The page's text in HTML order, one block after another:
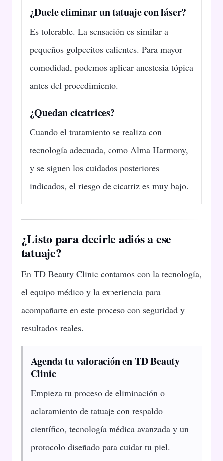
¿Duele eliminar un tatuaje con láser?
Es tolerable. La sensación es similar a
pequeños golpecitos calientes. Para mayor
comodidad, podemos aplicar anestesia tópica
antes del procedimiento.
¿Quedan cicatrices?
Cuando el tratamiento se realiza con
tecnología adecuada, como Alma Harmony,
y se siguen los cuidados posteriores
indicados, el riesgo de cicatriz es muy bajo.
¿Listo para decirle adiós a ese
tatuaje?
En TD Beauty Clinic contamos con la tecnología,
el equipo médico y la experiencia para
acompañarte en este proceso con seguridad y
resultados reales.
Agenda tu valoración en TD Beauty
Clinic
Empieza tu proceso de eliminación o
aclaramiento de tatuaje con respaldo
científico, tecnología médica avanzada y un
protocolo diseñado para cuidar tu piel.